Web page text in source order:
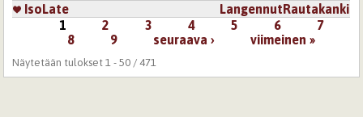
IsoLate
LangennutRautakanki
1 2 3 4 5 6
7
8
9 seuraava › viimeinen »
Näytetään tulokset 1 - 50 / 471